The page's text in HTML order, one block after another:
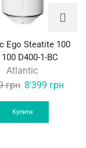
Ego Steatite 100
D400-1-BC
Atlantic
грн Original
price
was:
9'879 грн.
8'399 грн
Купити